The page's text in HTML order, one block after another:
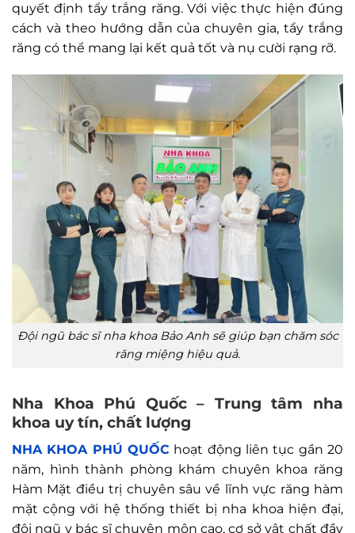
quyết định tẩy trắng răng. Với việc thực hiện đúng
cách và theo hướng dẫn của chuyên gia, tẩy trắng
răng có thể mang lại kết quả tốt và nụ cười rạng rỡ.
Đội ngũ bác sĩ nha khoa Bảo Anh sẽ giúp bạn chăm sóc
răng miệng hiệu quả.
Nha Khoa Phú Quốc – Trung tâm nha
khoa uy tín, chất lượng
NHA KHOA PHÚ QUỐC hoạt động liên tục gần 20
năm, hình thành phòng khám chuyên khoa răng
Hàm Mặt điều trị chuyên sâu về lĩnh vực răng hàm
mặt cộng với hệ thống thiết bị nha khoa hiện đại,
đội ngũ y bác sĩ chuyên môn cao, cơ sở vật chất đầy